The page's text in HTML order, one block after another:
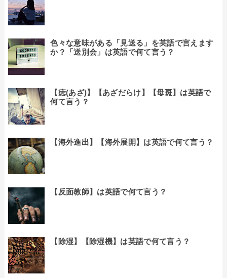
色々な意味がある「見送る」を英語で言えます
か？「送別会」は英語で何て言う？
【痣(あざ)】【あざだらけ】【母斑】は英語で
何て言う？
【海外進出】【海外展開】は英語で何て言う？
【反面教師】は英語で何て言う？
【除湿】【除湿機】は英語で何て言う？